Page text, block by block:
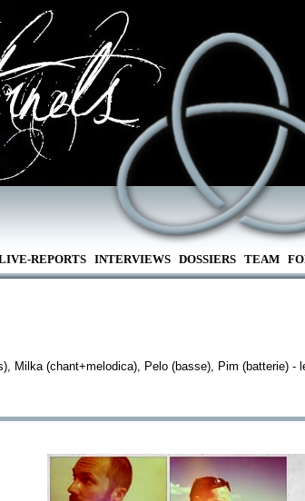
REPORTS INTERVIEWS DOSSIERS TEAM
Milka (chant+melodica), Pelo (basse), Pim (batterie) -